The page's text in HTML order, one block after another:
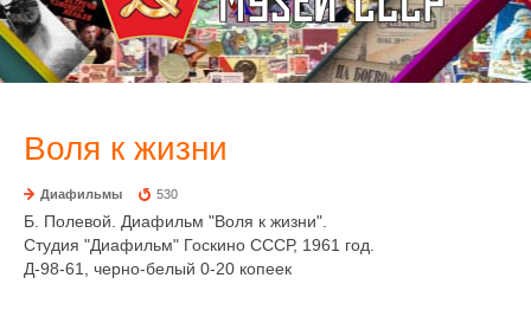
Воля к жизни
Диафильмы 530
Б. Полевой. Диафильм "Воля к жизни".
Студия "Диафильм" Госкино СССР, 1961 год.
Д-98-61, черно-белый 0-20 копеек